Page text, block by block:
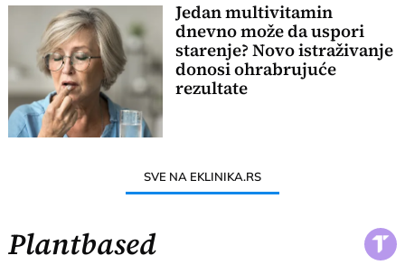
Jedan multivitamin
dnevno može da uspori
starenje? Novo istraživanje
donosi ohrabrujuće
rezultate
SVE NA EKLINIKA.RS
Plantbased